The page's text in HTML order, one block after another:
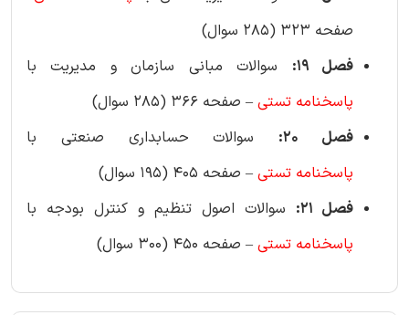
صفحه 323 (285 سوال)
فصل 19:
سوالات مبانی سازمان و مدیریت با
پاسخنامه تستی – صفحه 366 (285 سوال)
فصل 20:
سوالات حسابداری صنعتی با
پاسخنامه تستی – صفحه 405 (195 سوال)
فصل 21:
سوالات اصول تنظیم و کنترل بودجه با
پاسخنامه تستی – صفحه 450 (300 سوال)